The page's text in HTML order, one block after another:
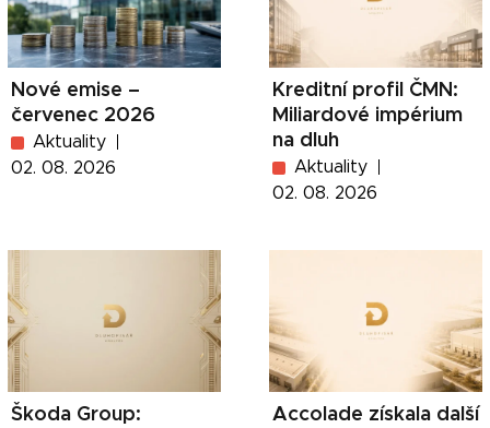
Nové emise –
červenec 2026
Aktuality
02. 08. 2026
Kreditní profil ČMN:
Miliardové impérium
na dluh
Aktuality
02. 08. 2026
Škoda Group:
Accolade získala další